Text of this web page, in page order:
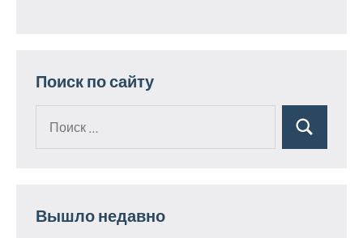
Поиск по сайту
Поиск
Вышло недавно